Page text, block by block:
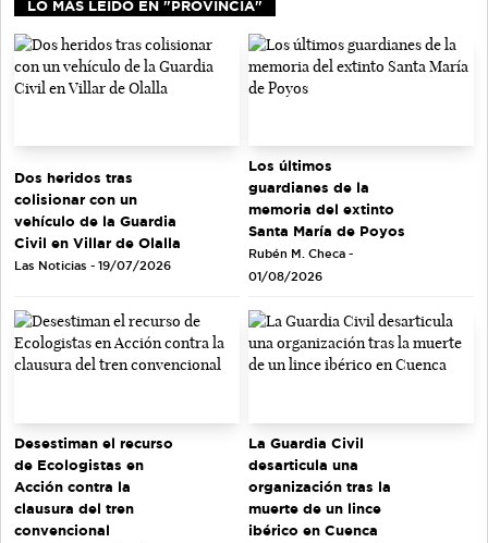
LO MÁS LEIDO EN "PROVINCIA"
Dos heridos tras
colisionar con un
vehículo de la Guardia
Civil en Villar de Olalla
Las Noticias - 19/07/2026
Los últimos
guardianes de la
memoria del extinto
Santa María de Poyos
Rubén M. Checa -
01/08/2026
Desestiman el recurso
de Ecologistas en
Acción contra la
clausura del tren
convencional
La Guardia Civil
desarticula una
organización tras la
muerte de un lince
ibérico en Cuenca